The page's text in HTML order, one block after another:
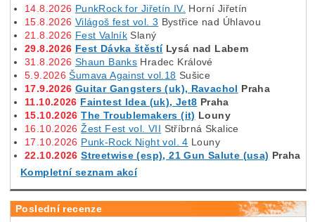
14.8.2026 PunkRock for Jiřetín IV. Horní Jiřetín
15.8.2026 Világoš fest vol. 3 Bystřice nad Úhlavou
21.8.2026 Fest Valník Slaný
29.8.2026 Fest Dávka štěstíLysá nad Labem
31.8.2026 Shaun Banks Hradec Králové
5.9.2026 Šumava Against vol.18 Sušice
17.9.2026 Guitar Gangsters (uk), Ravachol Praha
11.10.2026 Faintest Idea (uk), Jet8 Praha
15.10.2026 The Troublemakers (it) Louny
16.10.2026 Žest Fest vol. VII Stříbrná Skalice
17.10.2026 Punk-Rock Night vol. 4 Louny
22.10.2026 Streetwise (esp), 21 Gun Salute (usa) Praha
Kompletní seznam akcí
Poslední recenze